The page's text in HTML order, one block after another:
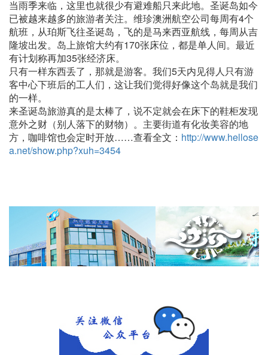
当雨季来临，这里也就很少有避难船只来此地。圣诞岛如今
已被越来越多的旅游者关注。维珍澳洲航空公司每周有4个
航班，从珀斯飞往圣诞岛，飞的是马来西亚航线，每周从吉
隆坡出发。岛上旅馆大约有170张床位，都是单人间。最近
有计划称再加35张经济床。
只有一样东西丢了，那就是游客。我们5天内见得人只有游
客中心下班后的工人们，这让我们觉得好像这个岛就是我们
的一样。
来圣诞岛旅游真的是太棒了，说不定就会在床下的鞋柜发现
意外之财（别人落下的财物）。主要街道有化妆美容的地
方，咖啡馆也会定时开放……查看全文： http://www.hellose
a.net/show.php?xuh=3454